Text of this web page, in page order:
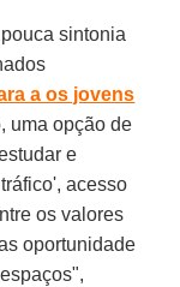
sintonia
a os jovens
uma opção de
e
acesso
os valores
oportunidade